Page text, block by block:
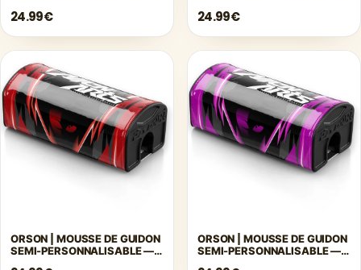
24.99€ 24.99€
ORSON | MOUSSE DE GUIDON
SEMI-PERSONNALISABLE —
ORSON | MOUSSE DE GUIDON
SEMI-PERSONNALISABLE —